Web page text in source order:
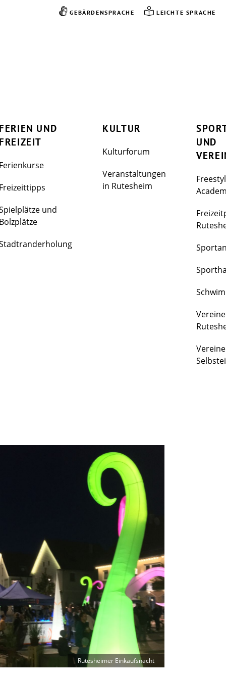
GEBÄRDENSPRACHE LEICHTE SPRACHE
UND
und
KULTUR
Kulturforum
Veranstaltungen
in Rutesheim
UND
Vereine
Rutesheimer Einkaufsnacht